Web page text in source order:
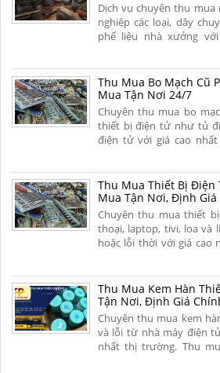
Dịch vụ chuyên thu mua
nghiệp các loại, dây
phế liệu nhà xưởng
Chúng tôi cam kết
Thu Mua Bo Mạch Cũ
Mua Tận Nơi 24/7
Chuyên thu mua bo
thiết bị điện tử như tủ
điện tử với giá cao
miền tổ quốc. Cam
Thu Mua Thiết Bị Điện
Mua Tận Nơi, Định
Chuyên thu mua thiết
thoại, laptop, tivi, loa và
hoặc lỗi thời với giá cao
tận nơi, thủ tục nhanh
Thu Mua Kem Hàn
Tận Nơi, Định Giá
Chuyên thu mua kem
và lỗi từ nhà máy điện tử và các loại thiếc giá
nhất thị trường. Thu
minh bạch theo hàm